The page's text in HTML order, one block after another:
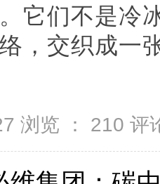
它们不是冷
，交织成一
浏览 ： 210 评